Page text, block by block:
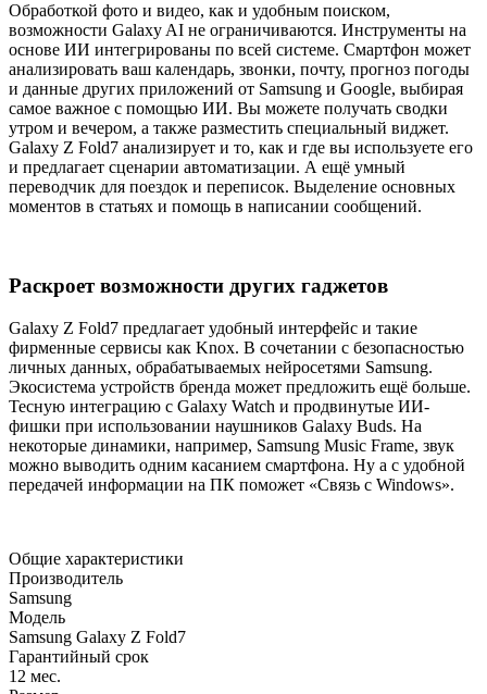
Обработкой фото и видео, как и удобным поиском,
возможности Galaxy AI не ограничиваются. Инструменты на
основе ИИ интегрированы по всей системе. Смартфон может
анализировать ваш календарь, звонки, почту, прогноз погоды
и данные других приложений от Samsung и Google, выбирая
самое важное с помощью ИИ. Вы можете получать сводки
утром и вечером, а также разместить специальный виджет.
Galaxy Z Fold7 анализирует и то, как и где вы используете его
и предлагает сценарии автоматизации. А ещё умный
переводчик для поездок и переписок. Выделение основных
моментов в статьях и помощь в написании сообщений.
Раскроет возможности других гаджетов
Galaxy Z Fold7 предлагает удобный интерфейс и такие
фирменные сервисы как Knox. В сочетании с безопасностью
личных данных, обрабатываемых нейросетями Samsung.
Экосистема устройств бренда может предложить ещё больше.
Тесную интеграцию с Galaxy Watch и продвинутые ИИ-
фишки при использовании наушников Galaxy Buds. На
некоторые динамики, например, Samsung Music Frame, звук
можно выводить одним касанием смартфона. Ну а с удобной
передачей информации на ПК поможет «Cвязь с Windows».
Общие характеристики
Производитель
Samsung
Модель
Samsung Galaxy Z Fold7
Гарантийный срок
12 мес.